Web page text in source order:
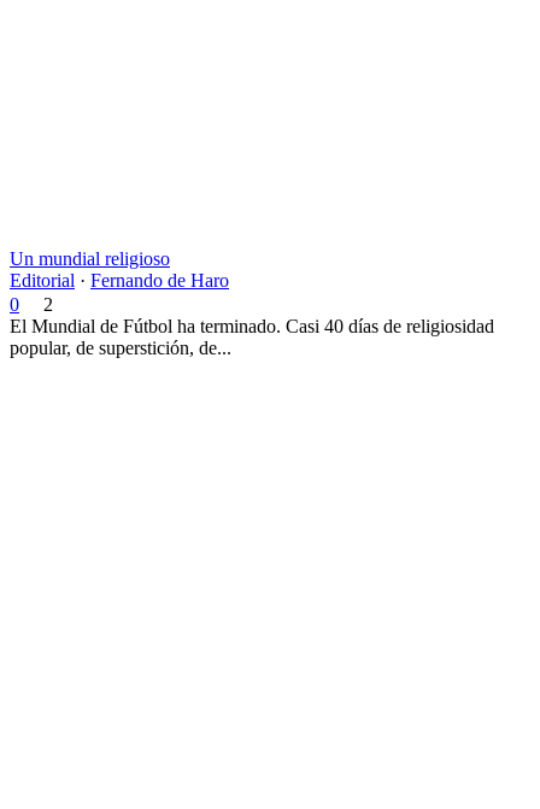
Un mundial religioso
Editorial · Fernando de Haro
0
2
El Mundial de Fútbol ha terminado. Casi 40 días de religiosidad
popular, de superstición, de...